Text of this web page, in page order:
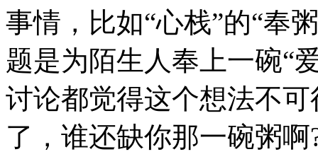
事情，比如“心栈”的“奉
题是为陌生人奉上一碗“
讨论都觉得这个想法不
了，谁还缺你那一碗粥